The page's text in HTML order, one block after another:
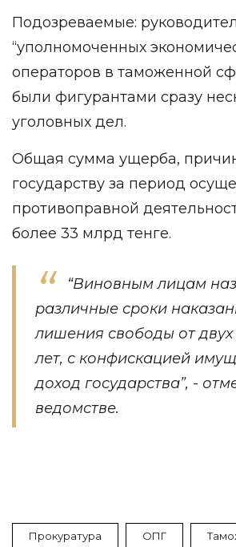
Подозреваемые:
“уполномоченных
операторов в таможенной
были фигурантами сразу
уголовных дел.
Общая сумма ущерба,
государству за период
противоправной
более 33 млрд тенге.
“Виновным лицам
различные сроки
лишения свободы от
лет, с конфискацией
доход государства”, -
ведомстве.
Прокуратура ОПГ